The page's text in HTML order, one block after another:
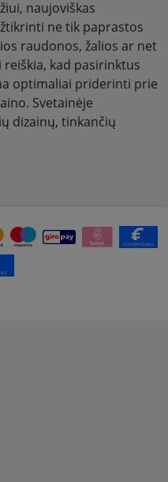
naujoviškas
ne tik paprastos
raudonos, žalios ar net
kad pasirinktus
optimaliai priderinti prie
Svetainėje
dizainų, tinkančių